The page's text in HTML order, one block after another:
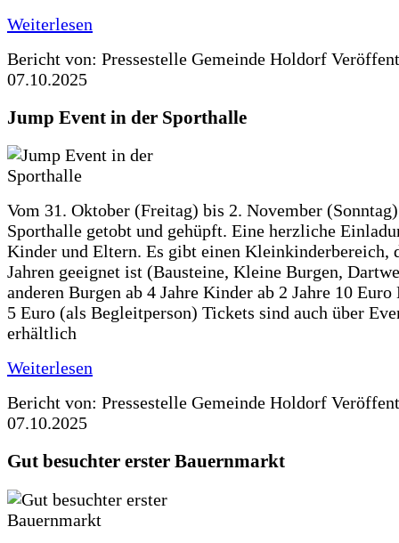
Weiterlesen
Bericht von: Pressestelle Gemeinde Holdorf
07.10.2025
Jump Event in der Sporthalle
Vom 31. Oktober (Freitag) bis 2. November
Sporthalle getobt und gehüpft. Eine herzliche
Kinder und Eltern. Es gibt einen Kleinkinderbereich,
Jahren geeignet ist (Bausteine, Kleine Burgen,
anderen Burgen ab 4 Jahre Kinder ab 2 Jahre 10 Euro
5 Euro (als Begleitperson) Tickets sind auch über
erhältlich
Weiterlesen
Bericht von: Pressestelle Gemeinde Holdorf
07.10.2025
Gut besuchter erster Bauernmarkt